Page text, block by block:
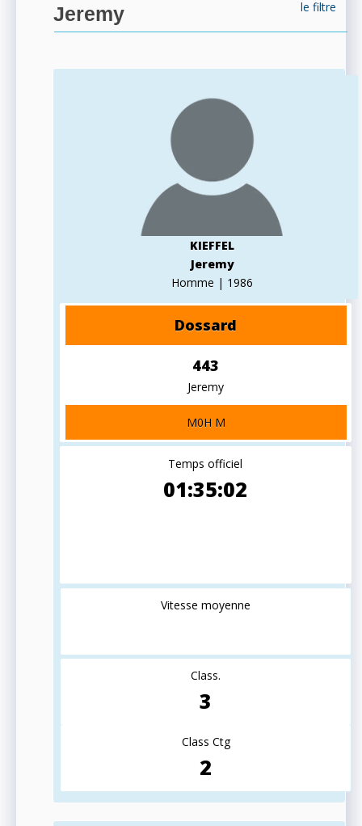
Jeremy
le filtre
KIEFFEL
Jeremy
Homme | 1986
Dossard
443
Jeremy
M0H M
Temps officiel
01:35:02
Vitesse moyenne
Class.
3
Class Ctg
2